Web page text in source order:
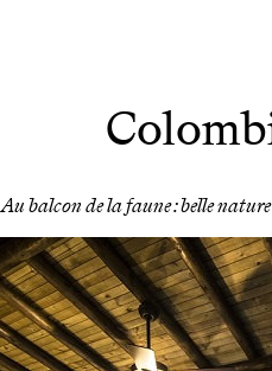
Au balcon de la faune : belle nature